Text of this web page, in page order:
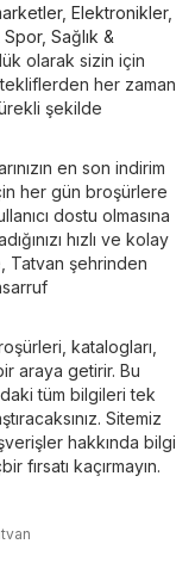
, Elektronikler,
Spor, Sağlık &
olarak sizin için
her zaman
şekilde
en son indirim
her gün broşürlere
dostu olmasına
hızlı ve kolay
Tatvan şehrinden
katalogları,
araya getirir. Bu
tüm bilgileri tek
Sitemiz
hakkında bilgi
fırsatı kaçırmayın.